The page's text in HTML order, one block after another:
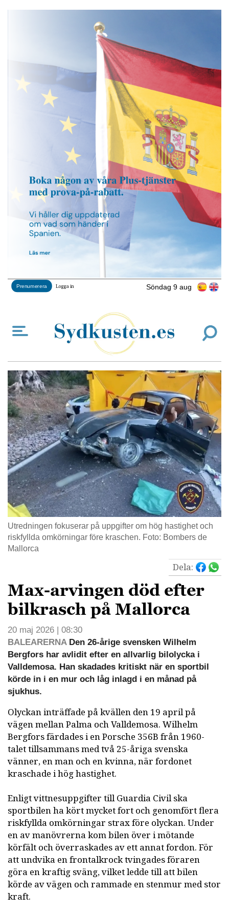
Söndag 9 aug
Prenumerera Logga in
Utredningen fokuserar på uppgifter om hög hastighet och
riskfyllda omkörningar före kraschen. Foto: Bombers de
Mallorca
Dela:
Max-arvingen död efter
bilkrasch på Mallorca
20 maj 2026 | 08:30
BALEARERNADen 26-årige svensken Wilhelm
Bergfors har avlidit efter en allvarlig bilolycka i
Valldemosa. Han skadades kritiskt när en sportbil
körde in i en mur och låg inlagd i en månad på
sjukhus.
Olyckan inträffade på kvällen den 19 april på
vägen mellan Palma och Valldemosa. Wilhelm
Bergfors färdades i en Porsche 356B från 1960-
talet tillsammans med två 25-åriga svenska
vänner, en man och en kvinna, när fordonet
kraschade i hög hastighet.
Enligt vittnesuppgifter till Guardia Civil ska
sportbilen ha kört mycket fort och genomfört flera
riskfyllda omkörningar strax före olyckan. Under
en av manövrerna kom bilen över i mötande
körfält och överraskades av ett annat fordon. För
att undvika en frontalkrock tvingades föraren
göra en kraftig sväng, vilket ledde till att bilen
körde av vägen och rammade en stenmur med stor
kraft.